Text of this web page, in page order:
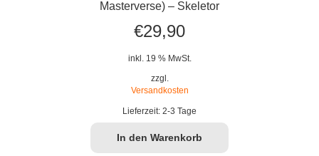
Masterverse) – Skeletor
€29,90
inkl. 19 % MwSt.
zzgl.
Versandkosten
Lieferzeit: 2-3 Tage
In den Warenkorb